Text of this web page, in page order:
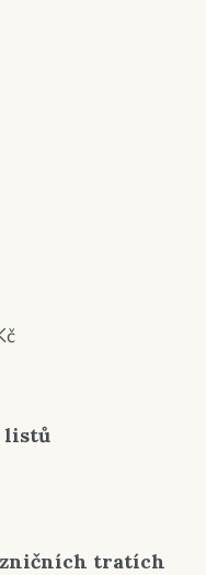
Rozpětí
449,00 Kč
listů
tratích